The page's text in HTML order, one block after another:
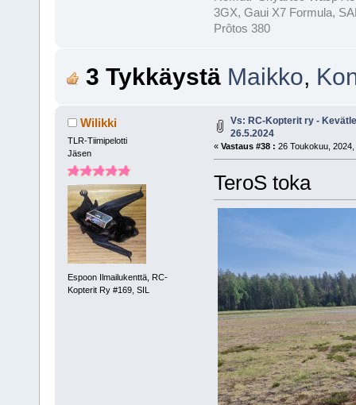
3GX, Gaui X7 Formula,
Prôtos 380
3 Tykkäystä Maikko,
Wilikki
TLR-Tiimipelotti
Jäsen
Espoon Ilmailukenttä, RC-
Kopterit Ry #169, SIL
Vs: RC-Kopterit ry -
26.5.2024
« Vastaus #38 : 26 Toukokuu,
TeroS toka